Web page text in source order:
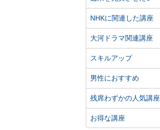
NHKに関連した講座
大河ドラマ関連講座
スキルアップ
男性におすすめ
残席わずかの人気講座
お得な講座